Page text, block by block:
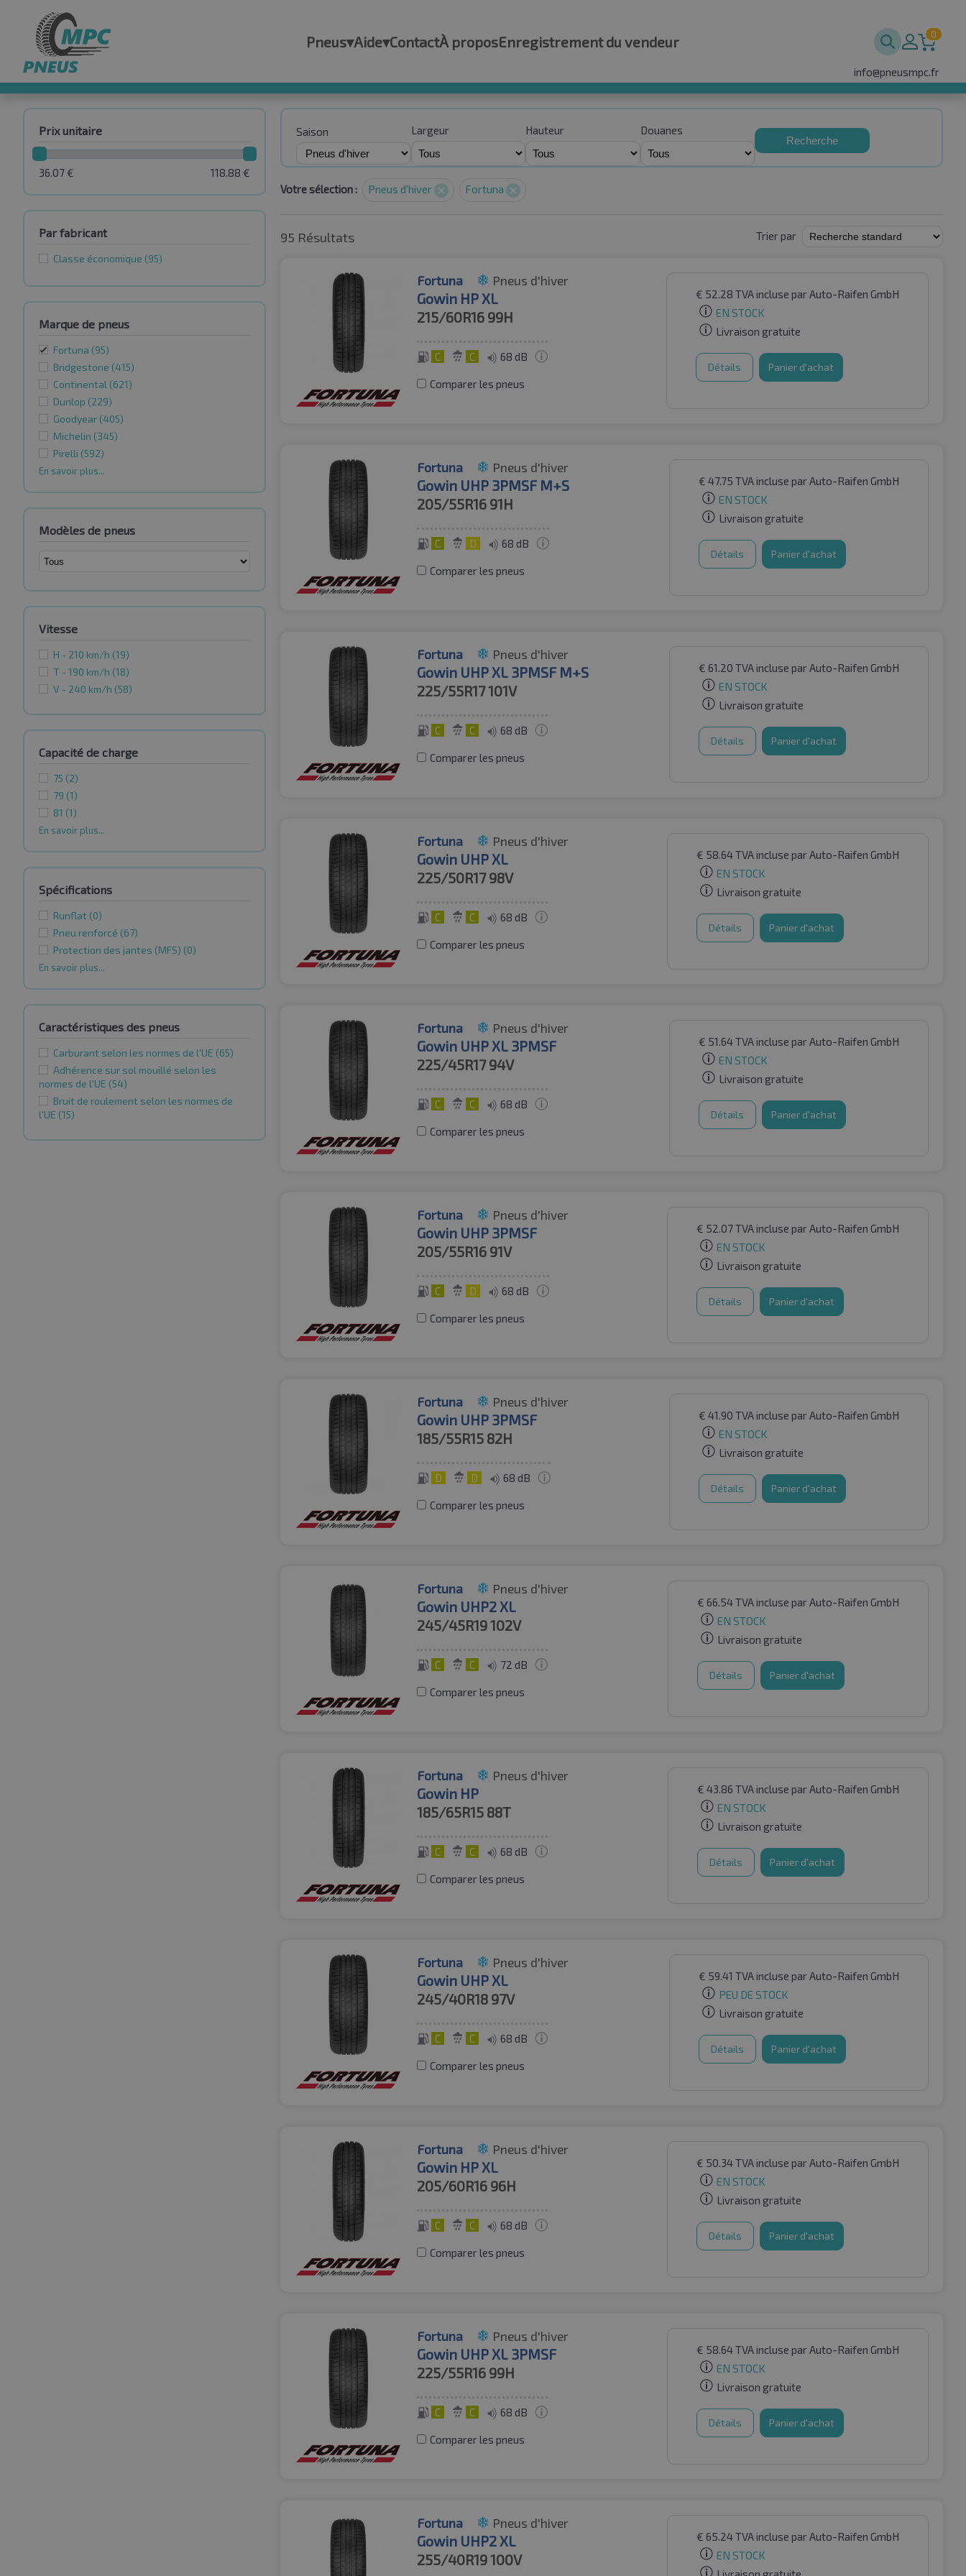
Pneus▾Aide▾ContactÀ proposEnregistrement du vendeur 0
info@pneusmpc.fr
Prix unitaire
118.88 €
36.07 €
Par fabricant
Classe économique (95)
Marque de pneus
Fortuna (95)
Bridgestone (415)
Continental (621)
Dunlop (229)
Goodyear (405)
Michelin (345)
Pirelli (592)
En savoir plus...
Modèles de pneus
Vitesse
H - 210 km/h (19)
T - 190 km/h (18)
V - 240 km/h (58)
Capacité de charge
75 (2)
79 (1)
81 (1)
En savoir plus...
Spécifications
Runflat (0)
Pneu renforcé (67)
Protection des jantes (MFS) (0)
En savoir plus...
Caractéristiques des pneus
Carburant selon les normes de l'UE (65)
Adhérence sur sol mouillé selon les
normes de l'UE (54)
Bruit de roulement selon les normes de
l'UE (15)
Saison Largeur Hauteur Douanes
Recherche
Votre sélection : Pneus d'hiver Fortuna
95 Résultats Trier par
Fortuna Pneus d'hiver
Gowin HP XL
215/60R16 99H
C C 68 dB
Comparer les pneus
€ 52.28 TVA incluse par Auto-Raifen GmbH
EN STOCK
Livraison gratuite
Détails Panier d'achat
Fortuna Pneus d'hiver
Gowin UHP 3PMSF M+S
205/55R16 91H
C D 68 dB
Comparer les pneus
€ 47.75 TVA incluse par Auto-Raifen GmbH
EN STOCK
Livraison gratuite
Détails Panier d'achat
Fortuna Pneus d'hiver
Gowin UHP XL 3PMSF M+S
225/55R17101V
C C 68 dB
Comparer les pneus
€ 61.20 TVA incluse par Auto-Raifen GmbH
EN STOCK
Livraison gratuite
Détails Panier d'achat
Fortuna Pneus d'hiver
Gowin UHP XL
225/50R1798V
C C 68 dB
Comparer les pneus
€ 58.64TVA incluse par Auto-Raifen GmbH
EN STOCK
Livraison gratuite
Détails Panier d'achat
Fortuna Pneus d'hiver
Gowin UHP XL 3PMSF
225/45R1794V
C C 68 dB
Comparer les pneus
€ 51.64TVA incluse par Auto-Raifen GmbH
EN STOCK
Livraison gratuite
Détails Panier d'achat
Fortuna Pneus d'hiver
Gowin UHP 3PMSF
205/55R16 91V
C D 68 dB
Comparer les pneus
€ 52.07TVA incluse par Auto-Raifen GmbH
EN STOCK
Livraison gratuite
Détails Panier d'achat
Fortuna Pneus d'hiver
Gowin UHP 3PMSF
185/55R15 82H
D D 68 dB
Comparer les pneus
€ 41.90 TVA incluse par Auto-Raifen GmbH
EN STOCK
Livraison gratuite
Détails Panier d'achat
Fortuna Pneus d'hiver
Gowin UHP2 XL
245/45R19102V
C C 72 dB
Comparer les pneus
€ 66.54TVA incluse par Auto-Raifen GmbH
EN STOCK
Livraison gratuite
Détails Panier d'achat
Fortuna Pneus d'hiver
Gowin HP
185/65R15 88T
C C 68 dB
Comparer les pneus
€ 43.86 TVA incluse par Auto-Raifen GmbH
EN STOCK
Livraison gratuite
Détails Panier d'achat
Fortuna Pneus d'hiver
Gowin UHP XL
245/40R18 97V
C C 68 dB
Comparer les pneus
€ 59.41 TVA incluse par Auto-Raifen GmbH
PEU DE STOCK
Livraison gratuite
Détails Panier d'achat
Fortuna Pneus d'hiver
Gowin HP XL
205/60R16 96H
C C 68 dB
Comparer les pneus
€ 50.34TVA incluse par Auto-Raifen GmbH
EN STOCK
Livraison gratuite
Détails Panier d'achat
Fortuna Pneus d'hiver
Gowin UHP XL 3PMSF
225/55R16 99H
C C 68 dB
Comparer les pneus
€ 58.64TVA incluse par Auto-Raifen GmbH
EN STOCK
Livraison gratuite
Détails Panier d'achat
Fortuna Pneus d'hiver
Gowin UHP2 XL
255/40R19100V
€ 65.24TVA incluse par Auto-Raifen GmbH
EN STOCK